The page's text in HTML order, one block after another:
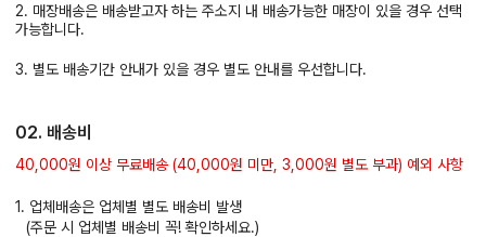
2. 매장배송은 배송받고자 하는 주소지 내 배송가능한 매장이 있을 경우 선택
가능합니다.
3. 별도 배송기간 안내가 있을 경우 별도 안내를 우선합니다.
02. 배송비
40,000원 이상 무료배송 (40,000원 미만, 3,000원 별도 부과) 예외 사항
1. 업체배송은 업체별 별도 배송비 발생
(주문 시 업체별 배송비 꼭! 확인하세요.)